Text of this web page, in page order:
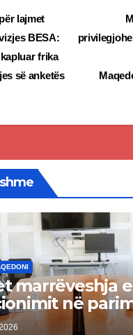
lajmet
BESA:
frika
së anketës
marrëveshja e
në
Abdixhikut